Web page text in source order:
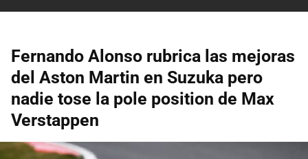
Fernando Alonso rubrica las mejoras
del Aston Martin en Suzuka pero
nadie tose la pole position de Max
Verstappen